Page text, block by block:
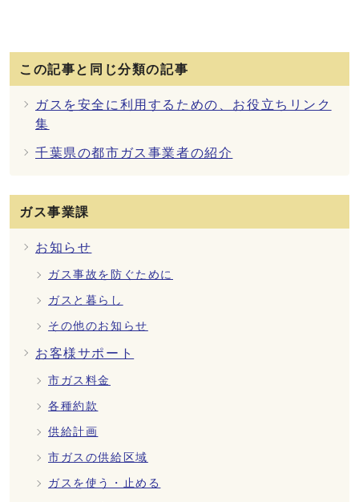
この記事と同じ分類の記事
ガスを安全に利用するための、お役立ちリンク
集
千葉県の都市ガス事業者の紹介
ガス事業課
お知らせ
ガス事故を防ぐために
ガスと暮らし
その他のお知らせ
お客様サポート
市ガス料金
各種約款
供給計画
市ガスの供給区域
ガスを使う・止める